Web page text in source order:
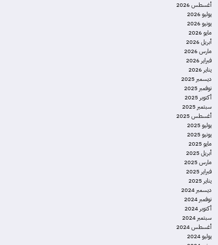
أغسطس 2026
يوليو 2026
يونيو 2026
مايو 2026
أبريل 2026
مارس 2026
فبراير 2026
يناير 2026
ديسمبر 2025
نوفمبر 2025
أكتوبر 2025
سبتمبر 2025
أغسطس 2025
يوليو 2025
يونيو 2025
مايو 2025
أبريل 2025
مارس 2025
فبراير 2025
يناير 2025
ديسمبر 2024
نوفمبر 2024
أكتوبر 2024
سبتمبر 2024
أغسطس 2024
يوليو 2024